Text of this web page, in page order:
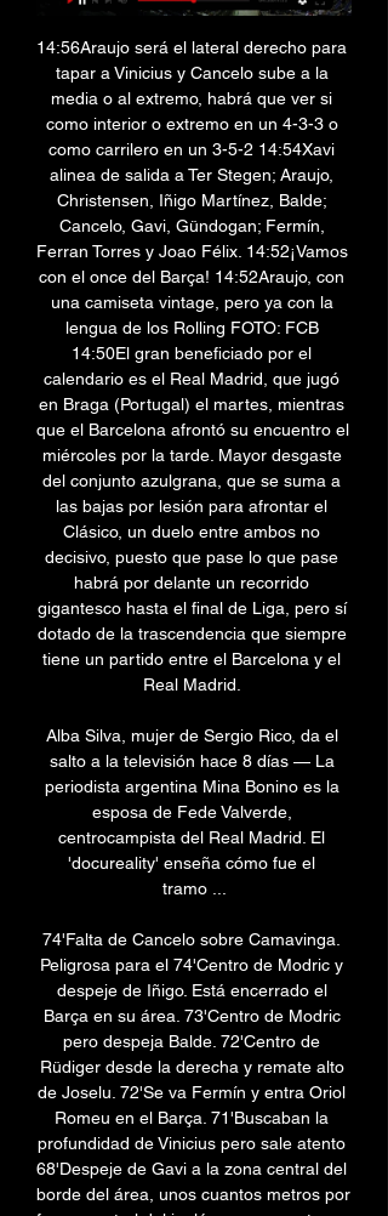
14:56Araujo será el lateral derecho para
tapar a Vinicius y Cancelo sube a la
media o al extremo, habrá que ver si
como interior o extremo en un 4-3-3 o
como carrilero en un 3-5-2 14:54Xavi
alinea de salida a Ter Stegen; Araujo,
Christensen, Iñigo Martínez, Balde;
Cancelo, Gavi, Gündogan; Fermín,
Ferran Torres y Joao Félix. 14:52¡Vamos
con el once del Barça! 14:52Araujo, con
una camiseta vintage, pero ya con la
lengua de los Rolling FOTO: FCB
14:50El gran beneficiado por el
calendario es el Real Madrid, que jugó
en Braga (Portugal) el martes, mientras
que el Barcelona afrontó su encuentro el
miércoles por la tarde. Mayor desgaste
del conjunto azulgrana, que se suma a
las bajas por lesión para afrontar el
Clásico, un duelo entre ambos no
decisivo, puesto que pase lo que pase
habrá por delante un recorrido
gigantesco hasta el final de Liga, pero sí
dotado de la trascendencia que siempre
tiene un partido entre el Barcelona y el
Real Madrid.
Alba Silva, mujer de Sergio Rico, da el
salto a la televisión hace 8 días — La
periodista argentina Mina Bonino es la
esposa de Fede Valverde,
centrocampista del Real Madrid. El
'docureality' enseña cómo fue el
tramo ...
74'Falta de Cancelo sobre Camavinga.
Peligrosa para el 74'Centro de Modric y
despeje de Iñigo. Está encerrado el
Barça en su área. 73'Centro de Modric
pero despeja Balde. 72'Centro de
Rüdiger desde la derecha y remate alto
de Joselu. 72'Se va Fermín y entra Oriol
Romeu en el Barça. 71'Buscaban la
profundidad de Vinicius pero sale atento
68'Despeje de Gavi a la zona central del
borde del área, unos cuantos metros por